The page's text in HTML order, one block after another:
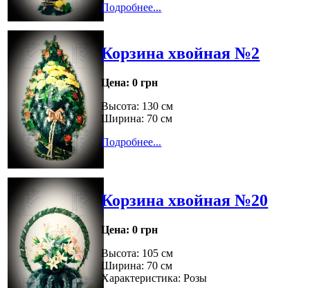
Подробнее...
Корзина хвойная №2
Цена: 0 грн
Высота: 130 см
Ширина: 70 см
Подробнее...
Корзина хвойная №20
Цена: 0 грн
Высота: 105 см
Ширина: 70 см
Характеристика: Розы